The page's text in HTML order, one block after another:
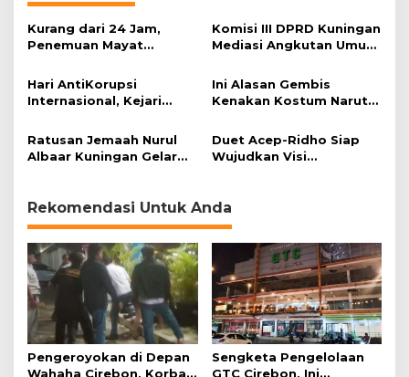
Kurang dari 24 Jam,
Penemuan Mayat
Kuningan
Komisi III DPRD Kuningan
Mediasi Angkutan Umum
Hari AntiKorupsi
Internasional, Kejari
Ormas dan LSM
Ini Alasan Gembis
Kenakan Kostum Naruto
Ratusan Jemaah Nurul
Albaar Kuningan Gelar
Duet Acep-Ridho Siap
Wujudkan Visi
Rekomendasi Untuk Anda
Pengeroyokan di Depan
Wahaha Cirebon, Korban
Sengketa Pengelolaan
GTC Cirebon, Ini